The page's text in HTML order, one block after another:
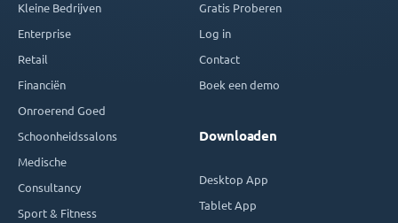
Kleine Bedrijven
Enterprise
Retail
Financiën
Onroerend Goed
Schoonheidssalons
Medische
Consultancy
Sport & Fitness
Gratis Proberen
Log in
Contact
Boek een demo
Downloaden
Desktop App
Tablet App